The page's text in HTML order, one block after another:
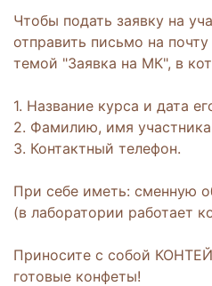
Чтобы подать заявку на
отправить письмо на почту
темой "Заявка на МК", в
1. Название курса и дата
2. Фамилию, имя
3. Контактный телефон.
При себе иметь: сменную
(в лаборатории работает
Приносите с собой
готовые конфеты!